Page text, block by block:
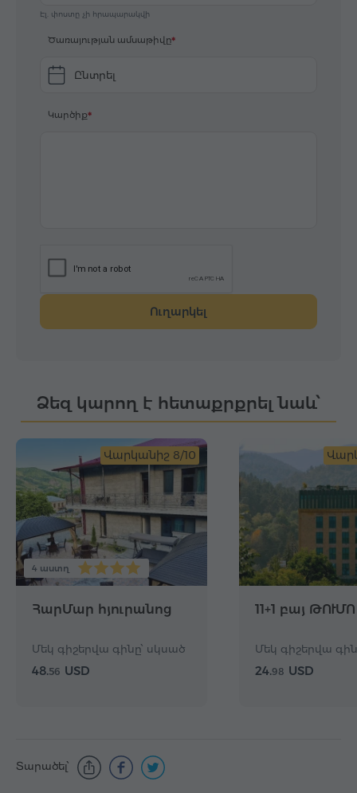
Էլ. փոստը չի հրապարակվի
Ծառայության ամսաթիվը
Ընտրել
Կարծիք
Ուղարկել
Ձեզ կարող է հետաքրքրել նաև՝
Վարկանիշ 8/10
4 աստղ
ՀարՄար հյուրանոց
Մեկ գիշերվա գինը՝ սկսած
48.56 USD
11+1 բայ
Մեկ գիշերվա
24.98 USD
Տարածել՝